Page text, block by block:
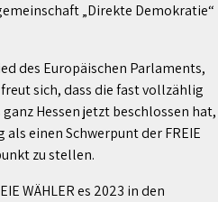
„Direkte Demokratie“
des Europäischen Parlaments,
sich, dass die fast vollzählig
Hessen jetzt beschlossen hat,
einen Schwerpunt der FREIE
zu stellen.
WÄHLER es 2023 in den